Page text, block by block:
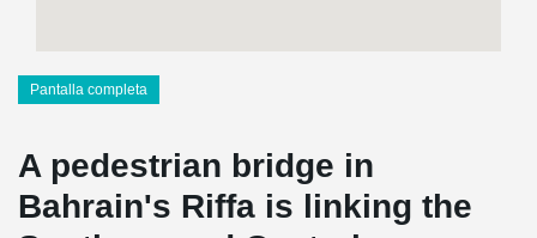
Pantalla completa
A pedestrian bridge in
Bahrain's Riffa is linking the